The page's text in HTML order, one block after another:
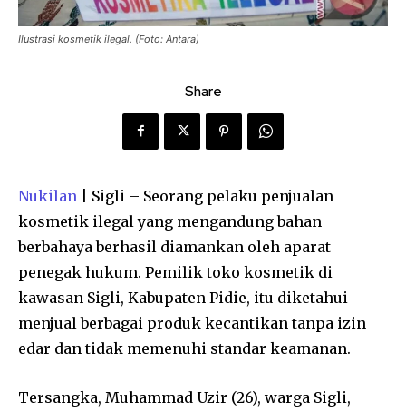
Ilustrasi kosmetik ilegal. (Foto: Antara)
Share
Nukilan | Sigli – Seorang pelaku penjualan
kosmetik ilegal yang mengandung bahan
berbahaya berhasil diamankan oleh aparat
penegak hukum. Pemilik toko kosmetik di
kawasan Sigli, Kabupaten Pidie, itu diketahui
menjual berbagai produk kecantikan tanpa izin
edar dan tidak memenuhi standar keamanan.
Tersangka, Muhammad Uzir (26), warga Sigli,